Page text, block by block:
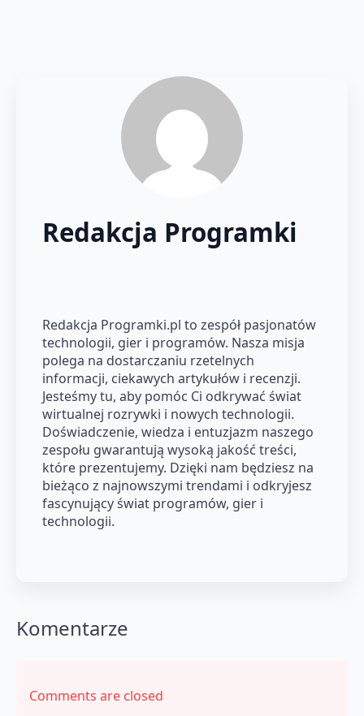
Redakcja Programki
Redakcja Programki.pl to zespół pasjonatów
technologii, gier i programów. Nasza misja
polega na dostarczaniu rzetelnych
informacji, ciekawych artykułów i recenzji.
Jesteśmy tu, aby pomóc Ci odkrywać świat
wirtualnej rozrywki i nowych technologii.
Doświadczenie, wiedza i entuzjazm naszego
zespołu gwarantują wysoką jakość treści,
które prezentujemy. Dzięki nam będziesz na
bieżąco z najnowszymi trendami i odkryjesz
fascynujący świat programów, gier i
technologii.
Komentarze
Comments are closed